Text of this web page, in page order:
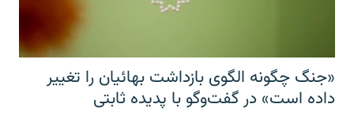
«جنگ چگونه الگوی بازداشت بهائیان را تغییر
داده است» در گفت‌وگو با پدیده ثابتی